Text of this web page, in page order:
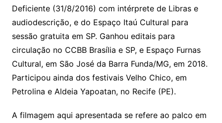
Deficiente (31/8/2016) com intérprete de Libras e
audiodescrição, e do Espaço Itaú Cultural para
sessão gratuita em SP. Ganhou editais para
circulação no CCBB Brasília e SP, e Espaço Furnas
Cultural, em São José da Barra Funda/MG, em 2018.
Participou ainda dos festivais Velho Chico, em
Petrolina e Aldeia Yapoatan, no Recife (PE).
A filmagem aqui apresentada se refere ao palco em